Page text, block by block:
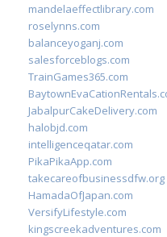
mandelaeffectlibrary.com
roselynns.com
balanceyoganj.com
salesforceblogs.com
TrainGames365.com
JabalpurCakeDelivery.com
halobjd.com
intelligenceqatar.com
PikaPikaApp.com
takecareofbusinessdfw.org
HamadaOfJapan.com
VersifyLifestyle.com
kingscreekadventures.com